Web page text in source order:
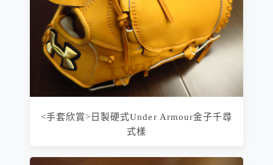
<手套欣賞>日製硬式Under Armour金子千尋
式樣